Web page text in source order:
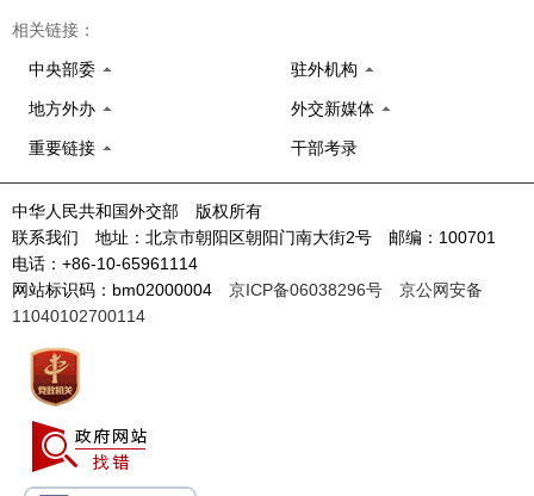
相关链接：
中央部委 驻外机构
地方外办 外交新媒体
重要链接 干部考录
中华人民共和国外交部 版权所有
联系我们 地址：北京市朝阳区朝阳门南大街2号 邮编：100701
电话：+86-10-65961114
网站标识码：bm02000004 京ICP备06038296号
京公网安备
11040102700114